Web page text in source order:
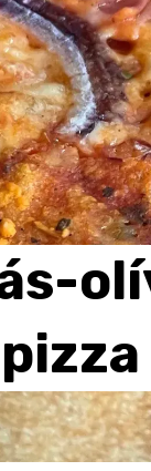
pizza